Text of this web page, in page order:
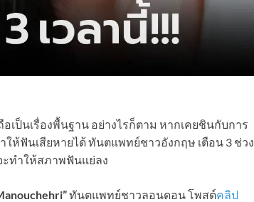
ป็นเรื่องพื้นฐาน อย่างไรก็ตาม หากเคยชินกับการ
ฟันเสียหายได้ ทันตแพทย์ชาวอังกฤษ เตือน 3 ช่วง
ะทำให้สภาพฟันแย่ลง
ทันตแพทย์ชาวลอนดอน โพสต์คลิป